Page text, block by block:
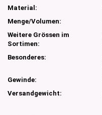
Material:
Menge/Volumen:
Weitere Grössen im
Sortimen:
Besonderes:
Gewinde:
Versandgewicht: